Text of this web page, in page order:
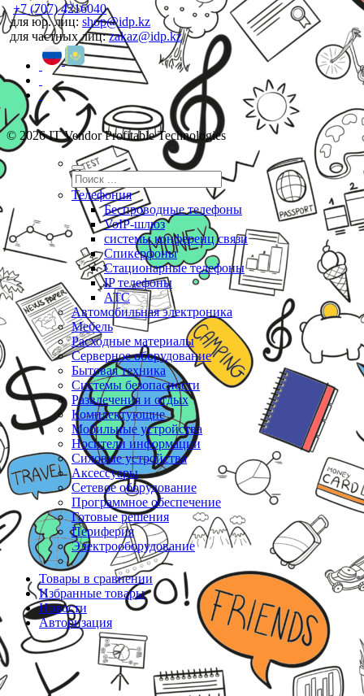
+7 (707) 4216040
для юр. лиц: shop@idp.kz
для частных лиц:zakaz@idp.kz
© 2026 IT Vendor Profitable Technologies
Телефония
Беспроводные телефоны
VoIP-шлюз
системы конференц связи
Спикерфоны
Стационарные телефоны
IP телефоны
АТС
Автомобильная электроника
Мебель
Расходные материалы
Серверное оборудование
Бытовая техника
Системы безопасности
Развлечения и отдых
Комплектующие
Мобильные устройства
Носители информации
Силовые устройства
Аксессуары
Сетевое оборудование
Программное обеспечение
Готовые решения
Периферия
Электрооборудование
Товары в сравнении
Избранные товары
Новости
Авторизация